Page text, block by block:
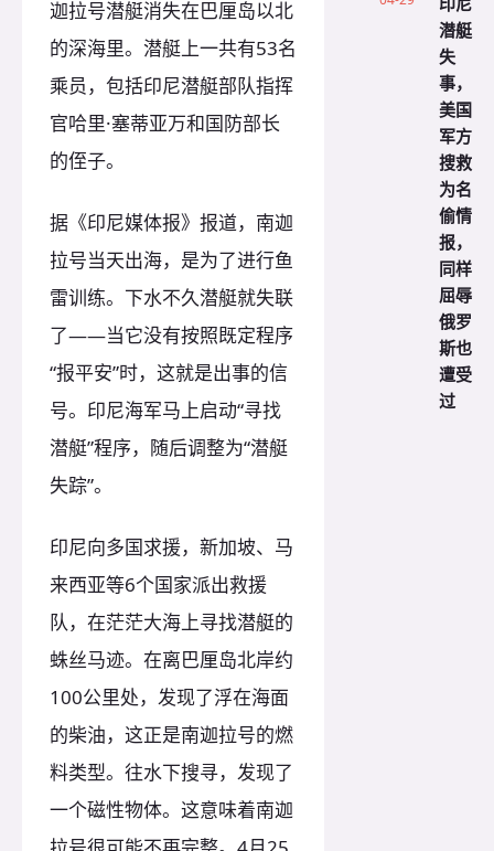
迦拉号潜艇消失在巴厘岛以北
的深海里。潜艇上一共有53名
乘员，包括印尼潜艇部队指挥
官哈里·塞蒂亚万和国防部长
的侄子。
据《印尼媒体报》报道，南迦
拉号当天出海，是为了进行鱼
雷训练。下水不久潜艇就失联
了——当它没有按照既定程序
“报平安”时，这就是出事的信
号。印尼海军马上启动“寻找
潜艇”程序，随后调整为“潜艇
失踪”。
印尼向多国求援，新加坡、马
来西亚等6个国家派出救援
队，在茫茫大海上寻找潜艇的
蛛丝马迹。在离巴厘岛北岸约
100公里处，发现了浮在海面
的柴油，这正是南迦拉号的燃
料类型。往水下搜寻，发现了
一个磁性物体。这意味着南迦
潜艇
失
事，
美国
军方
搜救
为名
偷情
报，
同样
屈辱
俄罗
斯也
遭受
过